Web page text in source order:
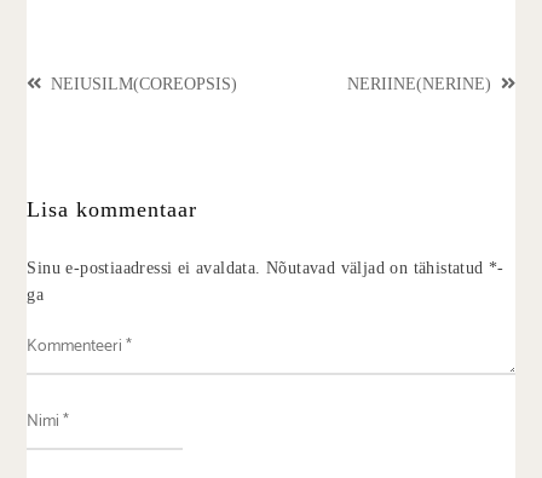
NEIUSILM(COREOPSIS) NERIINE(NERINE)
Lisa kommentaar
Sinu e-postiaadressi ei avaldata. Nõutavad väljad on tähistatud *-
ga